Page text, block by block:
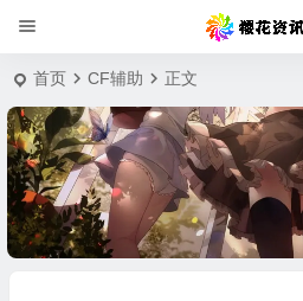
首页 CF辅助 正文